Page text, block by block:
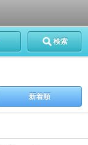
検索
新着順